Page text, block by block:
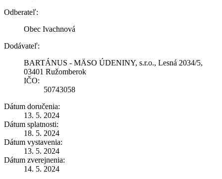
Odberateľ:
Obec Ivachnová
Dodávateľ:
BARTÁNUS - MÄSO ÚDENINY, s.r.o., Lesná 2034/5,
03401 Ružomberok
IČO:
50743058
Dátum doručenia:
13. 5. 2024
Dátum splatnosti:
18. 5. 2024
Dátum vystavenia:
13. 5. 2024
Dátum zverejnenia:
14. 5. 2024